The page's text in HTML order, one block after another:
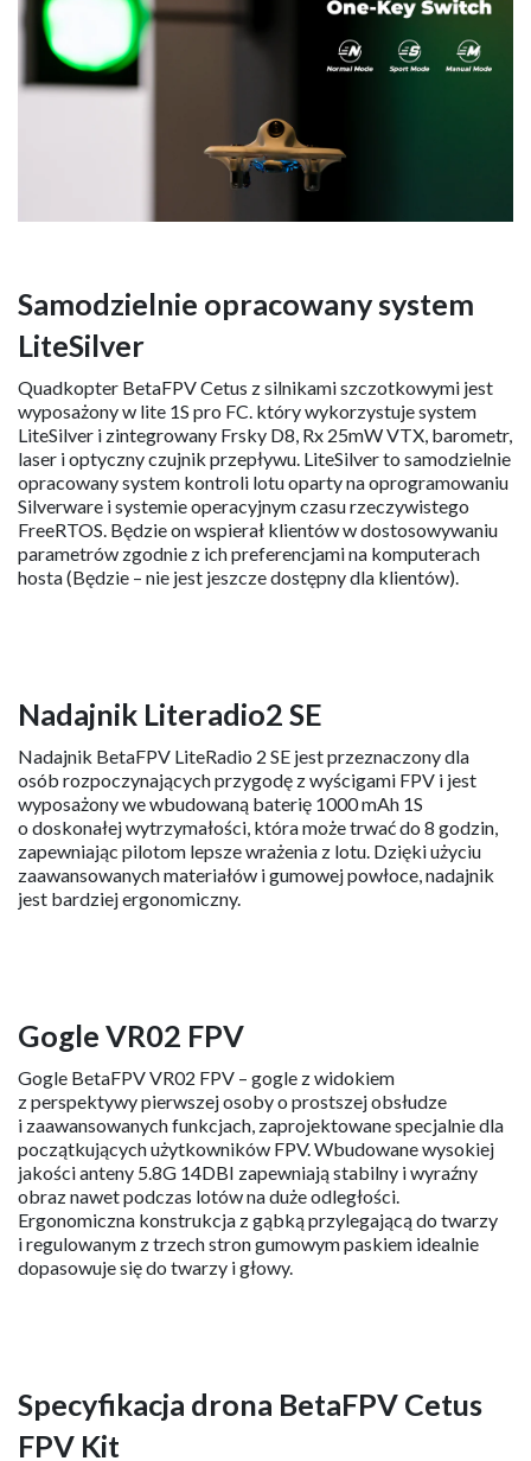
Samodzielnie opracowany system
LiteSilver
Quadkopter BetaFPV Cetus z silnikami szczotkowymi jest
wyposażony w lite 1S pro FC. który wykorzystuje system
LiteSilver i zintegrowany Frsky D8, Rx 25mW VTX, barometr,
laser i optyczny czujnik przepływu. LiteSilver to samodzielnie
opracowany system kontroli lotu oparty na oprogramowaniu
Silverware i systemie operacyjnym czasu rzeczywistego
FreeRTOS. Będzie on wspierał klientów w dostosowywaniu
parametrów zgodnie z ich preferencjami na komputerach
hosta (Będzie – nie jest jeszcze dostępny dla klientów).
Nadajnik BetaFPV LiteRadio 2 SE jest przeznaczony dla
osób rozpoczynających przygodę z wyścigami FPV i jest
wyposażony we wbudowaną baterię 1000 mAh 1S
o doskonałej wytrzymałości, która może trwać do 8 godzin,
zapewniając pilotom lepsze wrażenia z lotu. Dzięki użyciu
zaawansowanych materiałów i gumowej powłoce, nadajnik
jest bardziej ergonomiczny.
i zaawansowanych funkcjach, zaprojektowane specjalnie dla
początkujących użytkowników FPV. Wbudowane wysokiej
jakości anteny 5.8G 14DBI zapewniają stabilny i wyraźny